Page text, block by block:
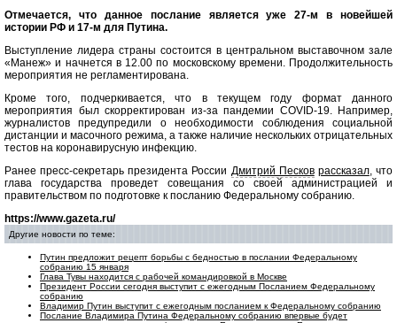
Отмечается, что данное послание является уже 27-м в новейшей
истории РФ и 17-м для Путина.
Выступление лидера страны состоится в центральном выставочном зале
«Манеж» и начнется в 12.00 по московскому времени. Продолжительность
мероприятия не регламентирована.
Кроме того, подчеркивается, что в текущем году формат данного
мероприятия был скорректирован из-за пандемии COVID-19. Например,
журналистов предупредили о необходимости соблюдения социальной
дистанции и масочного режима, а также наличие нескольких отрицательных
тестов на коронавирусную инфекцию.
Ранее пресс-секретарь президента России Дмитрий Песков рассказал, что
глава государства проведет совещания со своей администрацией и
правительством по подготовке к посланию Федеральному собранию.
https://www.gazeta.ru/
Другие новости по теме:
Путин предложит рецепт борьбы с бедностью в послании Федеральному
собранию 15 января
Глава Тувы находится с рабочей командировкой в Москве
Президент России сегодня выступит с ежегодным Посланием Федеральному
собранию
Владимир Путин выступит с ежегодным посланием к Федеральному собранию
Послание Владимира Путина Федеральному собранию впервые будет